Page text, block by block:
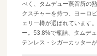
べく、タムデュー蒸留所の
クスチャーを持つ、ヨーロ
ェリー樽が選ばれています
ー。53.8%で瓶詰、タムデ
テンレス・シガーカッター